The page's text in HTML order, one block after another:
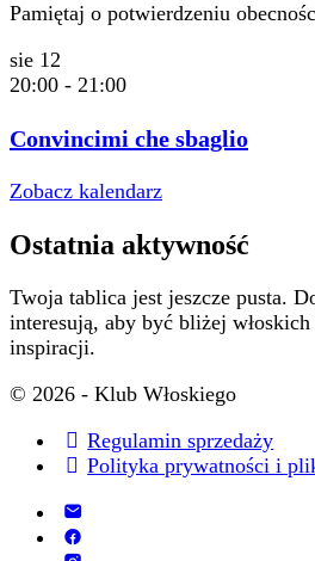
Pamiętaj o potwierdzeniu
sie 12
20:00 - 21:00
Convincimi che sbaglio
Zobacz kalendarz
Ostatnia aktywność
Twoja tablica jest jeszcze pusta.
interesują, aby być bliżej
inspiracji.
© 2026 - Klub Włoskiego
Regulamin sprzedaży
Polityka prywatności i